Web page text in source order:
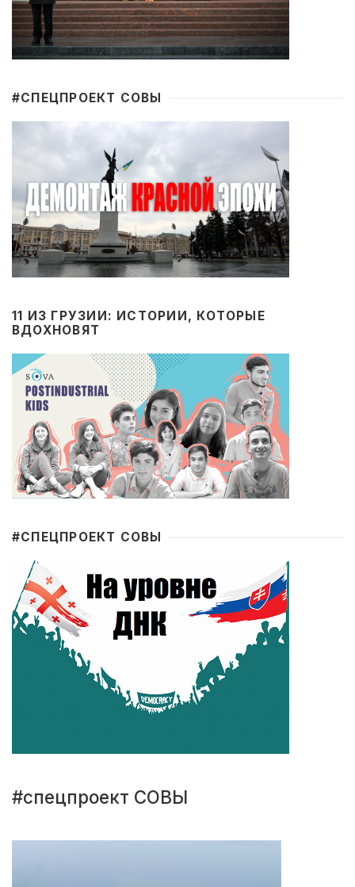
#CПЕЦПРОЕКТ СОВЫ
11 ИЗ ГРУЗИИ: ИСТОРИИ, КОТОРЫЕ
ВДОХНОВЯТ
#CПЕЦПРОЕКТ СОВЫ
#спецпроект СОВЫ